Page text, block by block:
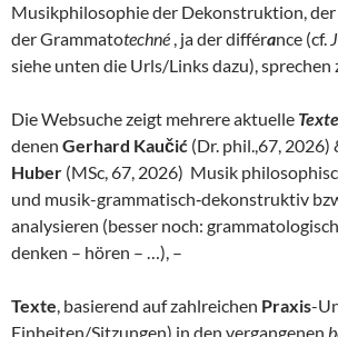
Musikphilosophie der Dekonstruktion,
der Grammatotechné , ja der différance (cf.
siehe unten die Urls/Links dazu), sprechen
Die Websuche zeigt mehrere aktuelle Texte
denen Gerhard Kaučić (Dr. phil.,67, 2026)
Huber (MSc, 67, 2026) Musik
und musik-grammatisch‑dekonstruktiv
analysieren (besser noch:
denken – hören – …), –
Texte, basierend auf zahlreichen Praxis-
Einheiten/Sitzungen) in den vergangenen